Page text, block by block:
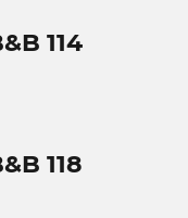
114
118